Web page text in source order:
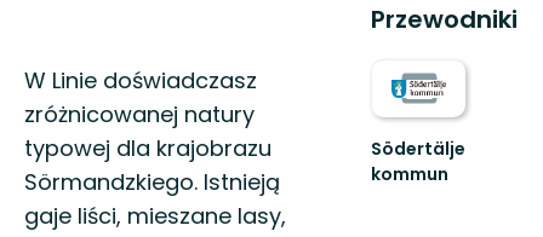
Opis
W Linie doświadczasz
zróżnicowanej natury
typowej dla krajobrazu
Sörmandzkiego. Istnieją
gaje liści, mieszane lasy,
Przewodniki
Södertälje
kommun